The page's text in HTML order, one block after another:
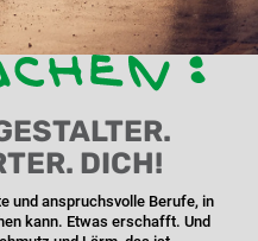
DICH!
und anspruchsvolle Berufe, in
kann. Etwas erschafft. Und